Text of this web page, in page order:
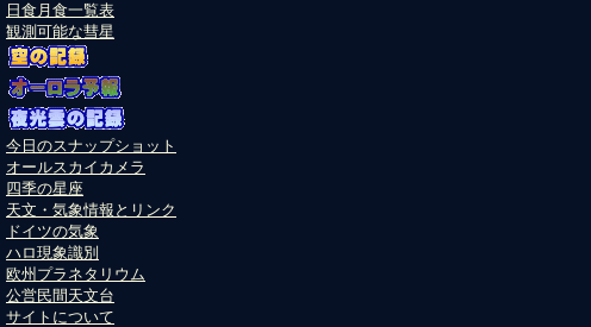
日食月食一覧表
観測可能な彗星
今日のスナップショット
オールスカイカメラ
四季の星座
天文・気象情報とリンク
ドイツの気象
ハロ現象識別
欧州プラネタリウム
公営民間天文台
サイトについて